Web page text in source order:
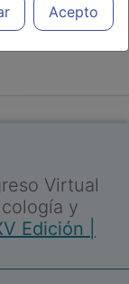
a lasAcepto
Virtual
y
Edición |